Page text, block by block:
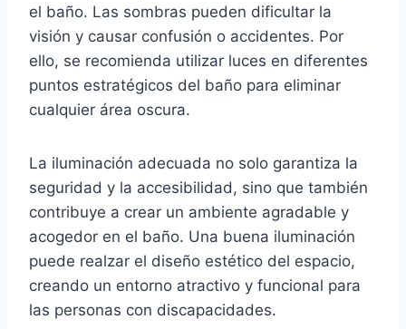
el baño. Las sombras pueden dificultar la
visión y causar confusión o accidentes. Por
ello, se recomienda utilizar luces en diferentes
puntos estratégicos del baño para eliminar
cualquier área oscura.
La iluminación adecuada no solo garantiza la
seguridad y la accesibilidad, sino que también
contribuye a crear un ambiente agradable y
acogedor en el baño. Una buena iluminación
puede realzar el diseño estético del espacio,
creando un entorno atractivo y funcional para
las personas con discapacidades.